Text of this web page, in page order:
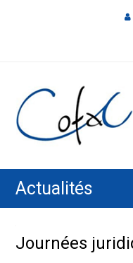
Actualités
Journées